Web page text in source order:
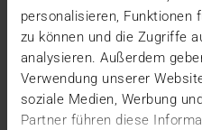
personalisieren, Funktionen
zu können und die Zugriffe
analysieren. Außerdem
Verwendung unserer
soziale Medien, Werbung
Partner führen diese
Jahres.…
VISUS HEALTH IT
MEHR ERFAHREN